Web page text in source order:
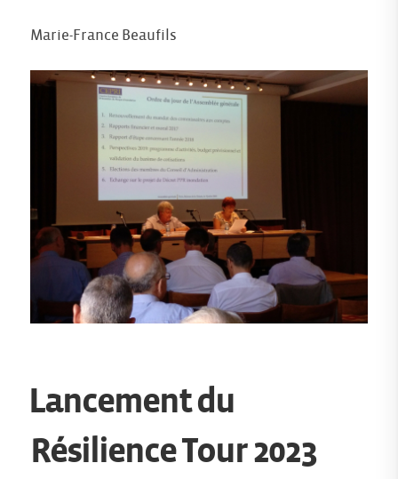
Marie-France Beaufils
Lancement du
Résilience Tour 2023